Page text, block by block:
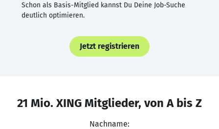
Schon als Basis-Mitglied kannst Du Deine Job-Suche
deutlich optimieren.
Jetzt registrieren
21 Mio. XING Mitglieder, von A bis Z
Nachname: